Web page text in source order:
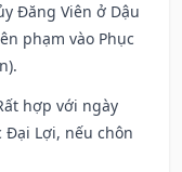
Đăng Viên ở Dậu
phạm vào Phục
hợp với ngày
Đại Lợi, nếu chôn